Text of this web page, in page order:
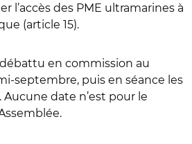
l’accès des PME ultramarines à
(article 15).
en commission au
septembre, puis en séance les
date n’est pour le